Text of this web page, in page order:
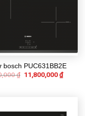
bosch PUC631BB2E
₫ 11,800,000₫